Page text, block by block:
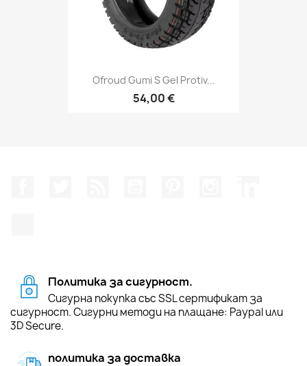
Ofroud Gumi S Gel Protiv...
54,00 €
Политика за сигурност.
Сигурна покупка със SSL сертификат за
сигурност. Сигурни методи на плащане: Paypal или
3D Secure.
политика за доставка